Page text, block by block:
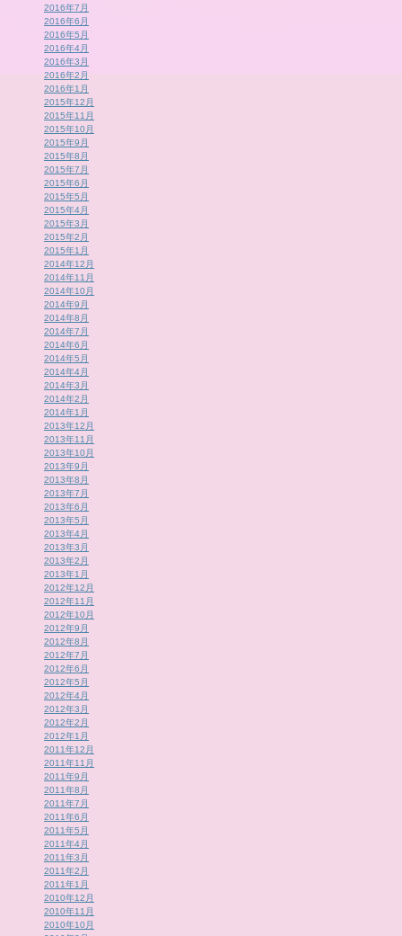
2016年7月
2016年6月
2016年5月
2016年4月
2016年3月
2016年2月
2016年1月
2015年12月
2015年11月
2015年10月
2015年9月
2015年8月
2015年7月
2015年6月
2015年5月
2015年4月
2015年3月
2015年2月
2015年1月
2014年12月
2014年11月
2014年10月
2014年9月
2014年8月
2014年7月
2014年6月
2014年5月
2014年4月
2014年3月
2014年2月
2014年1月
2013年12月
2013年11月
2013年10月
2013年9月
2013年8月
2013年7月
2013年6月
2013年5月
2013年4月
2013年3月
2013年2月
2013年1月
2012年12月
2012年11月
2012年10月
2012年9月
2012年8月
2012年7月
2012年6月
2012年5月
2012年4月
2012年3月
2012年2月
2012年1月
2011年12月
2011年11月
2011年9月
2011年8月
2011年7月
2011年6月
2011年5月
2011年4月
2011年3月
2011年2月
2011年1月
2010年12月
2010年11月
2010年10月